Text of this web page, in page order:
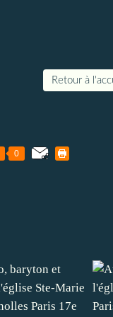
Retour à
0